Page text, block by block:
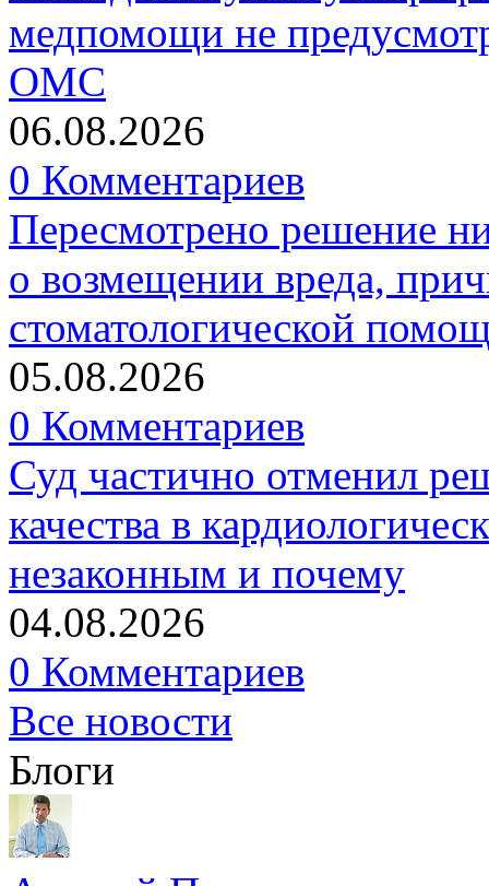
медпомощи не
ОМС
06.08.2026
0 Комментариев
Пересмотрено решение
о возмещении вреда,
стоматологической
05.08.2026
0 Комментариев
Суд частично отменил
качества в
незаконным и почему
04.08.2026
0 Комментариев
Все новости
Блоги